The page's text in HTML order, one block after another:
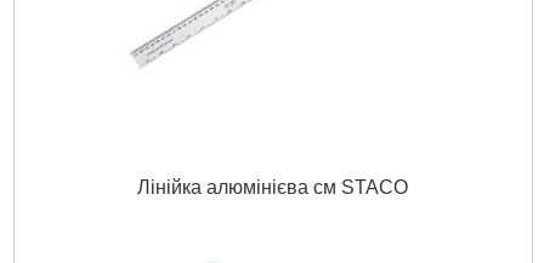
Лінійка алюмінієва см STACO